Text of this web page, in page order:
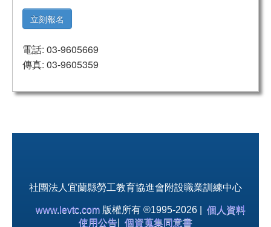
立刻報名
電話: 03-9605669
傳真: 03-9605359
社團法人宜蘭縣勞工教育協進會附設職業訓練中心
www.levtc.com 版權所有 ®1995-2026 | 個人資料
使用公告
個資蒐集同意書